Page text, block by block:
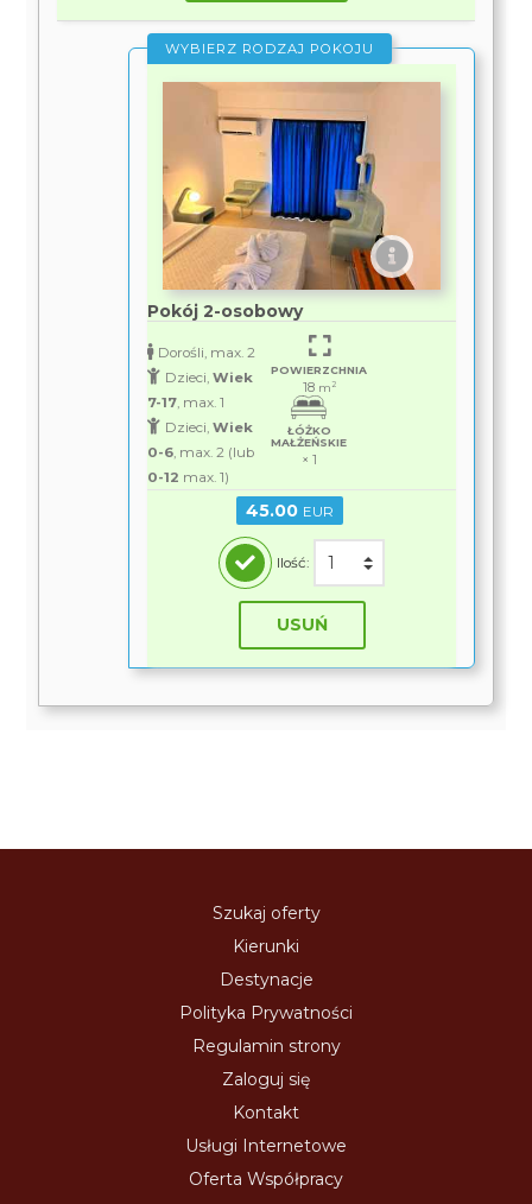
WYBIERZ RODZAJ POKOJU
Pokój 2-osobowy
Dorośli, max. 2
Dzieci,Wiek
7-17, max. 1
Dzieci,Wiek
0-6, max. 2 (lub
0-12 max. 1)
POWIERZCHNIA
18 m 2
ŁÓŻKO
MAŁŻEŃSKIE
× 1
45.00 EUR
Ilość:
USUŃ
Szukaj oferty
Kierunki
Destynacje
Polityka Prywatności
Regulamin strony
Zaloguj się
Kontakt
Usługi Internetowe
Oferta Współpracy